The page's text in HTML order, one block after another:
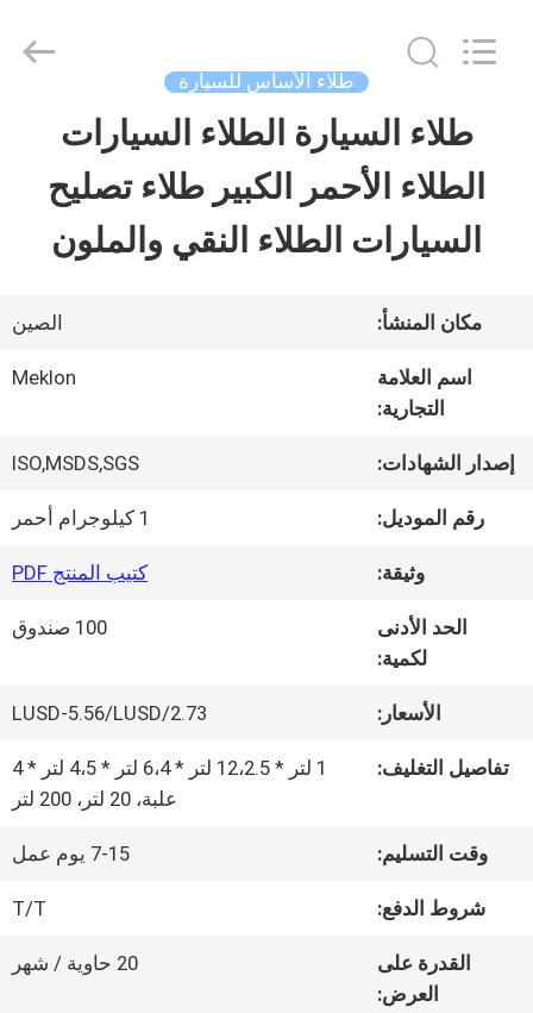
منزل
المنتجات
أشرطة
فيديو
حول
المعمل
الجودة
Chemical
Reserved.
طلاء الأساس للسيارة
طلاء السيارة الطلاء السيارات
الطلاء الأحمر الكبير طلاء تصليح
السيارات الطلاء النقي والملون
مكان المنشأ: الصين
اسم العلامة
التجارية:
Meklon
إصدار الشهادات: ISO,MSDS,SGS
رقم الموديل: 1 كيلوجرام أحمر
وثيقة: كتيب المنتج PDF
الحد الأدنى
لكمية:
100 صندوق
الأسعار: 2.73/LUSD-5.56/LUSD
تفاصيل التغليف:
1 لتر * 12،2.5 لتر * 6،4 لتر * 4،5 لتر * 4
علبة، 20 لتر، 200 لتر
وقت التسليم: 7-15 يوم عمل
شروط الدفع: T/T
القدرة على
العرض:
20 حاوية / شهر